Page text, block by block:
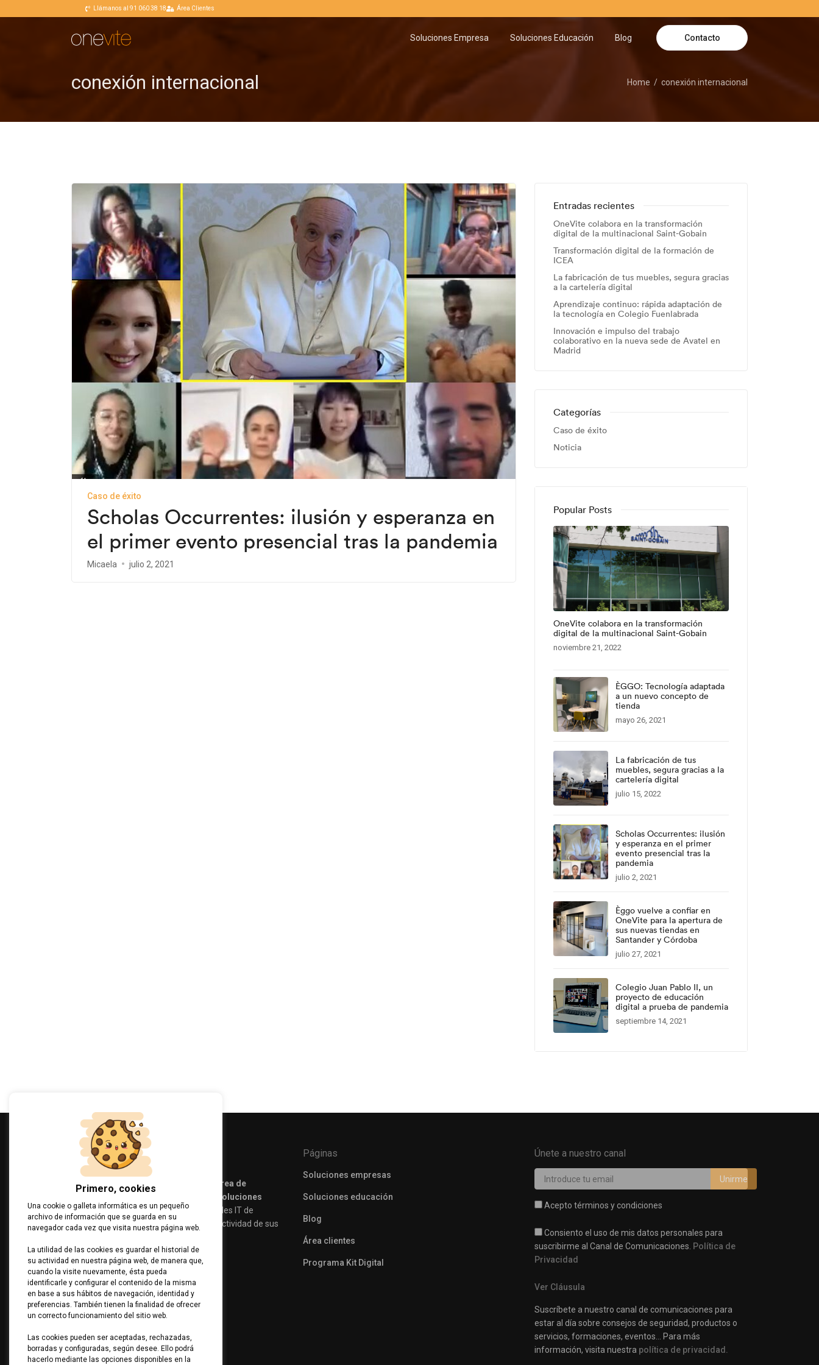
Llámanos al 91 060 38 18 Área Clientes
Soluciones Empresa Soluciones Educación Blog Contacto
conexión internacional Home conexión internacional
Caso de éxito
Scholas Occurrentes: ilusión y esperanza en
el primer evento presencial tras la pandemia
Micaela julio 2, 2021
Entradas recientes
OneVite colabora en la transformación
digital de la multinacional Saint-Gobain
Transformación digital de la formación de
ICEA
La fabricación de tus muebles, segura gracias
a la cartelería digital
Aprendizaje continuo: rápida adaptación de
la tecnología en Colegio Fuenlabrada
Innovación e impulso del trabajo
colaborativo en la nueva sede de Avatel en
Madrid
Categorías
Caso de éxito
Noticia
Popular Posts
OneVite colabora en la transformación
digital de la multinacional Saint-Gobain
noviembre 21, 2022
ÈGGO: Tecnología adaptada
a un nuevo concepto de
tienda
mayo 26, 2021
La fabricación de tus
muebles, segura gracias a la
cartelería digital
julio 15, 2022
Scholas Occurrentes: ilusión
y esperanza en el primer
evento presencial tras la
pandemia
julio 2, 2021
Èggo vuelve a confiar en
OneVite para la apertura de
sus nuevas tiendas en
Santander y Córdoba
julio 27, 2021
Colegio Juan Pablo II, un
proyecto de educación
digital a prueba de pandemia
septiembre 14, 2021
Amplio abanico de soluciones en el área de
sistemas, redes, comunicaciones y soluciones
audiovisuales.Cubrimos las necesidades IT de
nuestros clientes aumentando la productividad de sus
Páginas
Soluciones empresas
Soluciones educación
Blog
Área clientes
Programa Kit Digital
Únete a nuestro canal
Acepto términos y condiciones
Consiento el uso de mis datos personales para
suscribirme al Canal de Comunicaciones. Política de
Privacidad
Ver Cláusula
Suscríbete a nuestro canal de comunicaciones para
estar al día sobre consejos de seguridad, productos o
servicios, formaciones, eventos… Para más
información, visita nuestra política de privacidad.
Primero, cookies
Una cookie o galleta informática es un pequeño
archivo de información que se guarda en su
navegador cada vez que visita nuestra página web.
La utilidad de las cookies es guardar el historial de
su actividad en nuestra página web, de manera que,
cuando la visite nuevamente, ésta pueda
identificarle y configurar el contenido de la misma
en base a sus hábitos de navegación, identidad y
preferencias. También tienen la finalidad de ofrecer
un correcto funcionamiento del sitio web.
Las cookies pueden ser aceptadas, rechazadas,
borradas y configuradas, según desee. Ello podrá
hacerlo mediante las opciones disponibles en la